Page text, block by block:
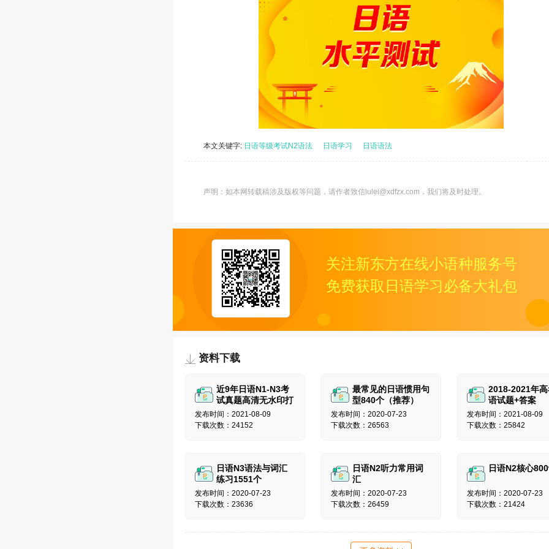
本文关键字: 日语等级考试N2语法 日语学习 日语语法
声明：如本网转载稿涉及版权等问题，请作者致信lulei@xdfzx.com，我们将及时处理。
关注新东方在线小语种服务号
免费获取日语学习必备大礼包
资料下载
近9年日语N1-N3考
试真题高清无水印打
印版
发布时间：2021-08-09
下载次数：24152
最常见的日语惯用句
型840个（推荐）
发布时间：2020-07-23
下载次数：26563
2018-2021年高
语试题+答案
发布时间：2021-08-09
下载次数：25842
日语N3语法与词汇
练习1551个
发布时间：2020-07-23
下载次数：23636
日语N2听力常用词
汇
发布时间：2020-07-23
下载次数：26459
日语N2核心
发布时间：2020-07-23
下载次数：21424